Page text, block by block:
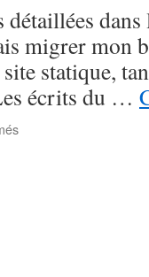
détaillées
migrer mon
statique,
écrits du …
sur